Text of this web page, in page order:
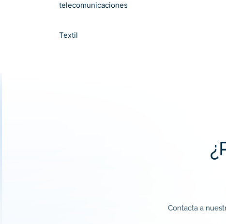
telecomunicaciones
Textil
Contacta a